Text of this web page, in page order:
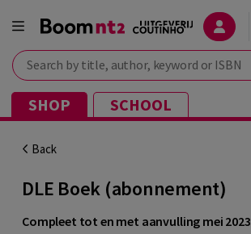
Search by title, author, keyword or ISBN
SHOP SCHOOL
Back
DLE Boek (abonnement)
Compleet tot en met aanvulling mei 2023